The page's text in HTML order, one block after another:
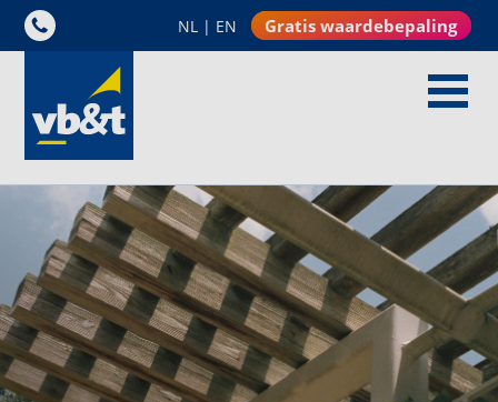
NL | EN Gratis waardebepaling